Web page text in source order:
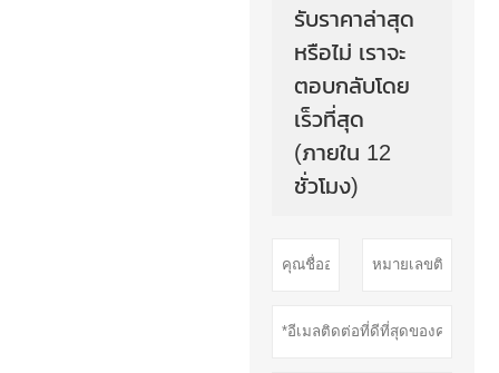
รับราคาล่าสุด
หรือไม่ เราจะ
ตอบกลับโดย
เร็วที่สุด
(ภายใน 12
ชั่วโมง)